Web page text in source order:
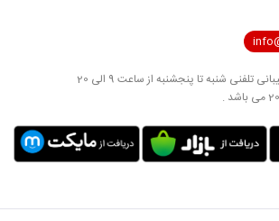
شنبه تا پنجشنبه از ساعت 9 الی 20